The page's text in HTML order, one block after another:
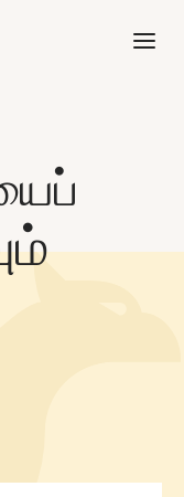
de Crédit Municipal